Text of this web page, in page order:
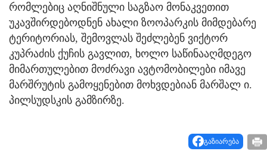
რომლებიც აღნიშნული საგზაო მონაკვეთით
უკავშირდებოდნენ ახალი ზოოპარკის მიმდებარე
ტერიტორიას, შემოვლას შეძლებენ ვიქტორ
კუპრაძის ქუჩის გავლით, ხოლო საწინააღმდეგო
მიმართულებით მოძრავი ავტომობილები იმავე
მარშრუტის გამოყენებით მოხვდებიან მარშალ ი.
პილსუდსკის გამზირზე.
გაზიარება